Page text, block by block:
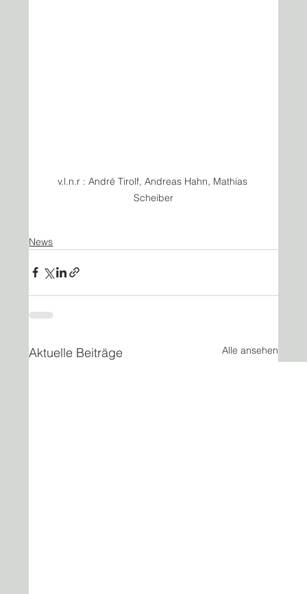
v.l.n.r : André Tirolf, Andreas Hahn, Mathias
Scheiber
News
Aktuelle Beiträge Alle ansehen